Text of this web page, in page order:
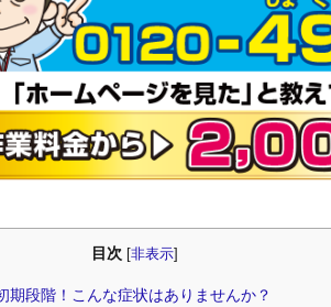
目次 [非表示]
期段階！こんな症状はありませんか？